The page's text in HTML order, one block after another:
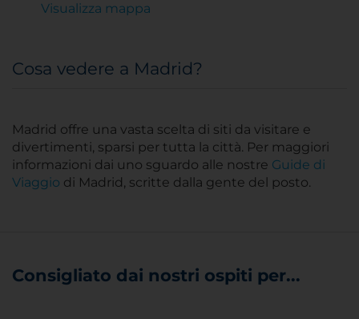
Visualizza mappa
Cosa vedere a Madrid?
Madrid offre una vasta scelta di siti da visitare e
divertimenti, sparsi per tutta la città. Per maggiori
informazioni dai uno sguardo alle nostre Guide di
Viaggio di Madrid, scritte dalla gente del posto.
Consigliato dai nostri ospiti per...